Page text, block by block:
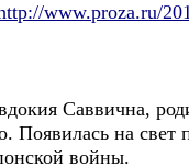
www.proza.ru/
Саввична,
Появилась на свет
войны.